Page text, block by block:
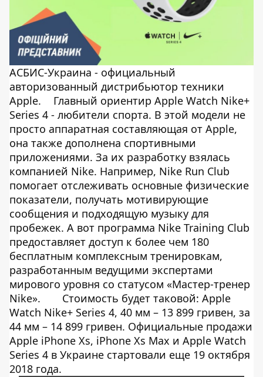
АСБИС-Украина - официальный
авторизованный дистрибьютор техники
Apple.
Главный ориентир Apple Watch Nike+
Series 4 - любители спорта. В этой модели не
просто аппаратная составляющая от Apple,
она также дополнена спортивными
приложениями. За их разработку взялась
компанией Nike. Например, Nike Run Club
помогает отслеживать основные физические
показатели, получать мотивирующие
сообщения и подходящую музыку для
пробежек. А вот программа Nike Training Club
предоставляет доступ к более чем 180
бесплатным комплексным тренировкам,
разработанным ведущими экспертами
мирового уровня со статусом «Мастер-тренер
Nike».
Стоимость будет таковой: Apple
Watch Nike+ Series 4, 40 мм – 13 899 гривен, за
44 мм – 14 899 гривен. Официальные продажи
Apple iPhone Xs, iPhone Xs Max и Apple Watch
Series 4 в Украине стартовали еще 19 октября
2018 года.